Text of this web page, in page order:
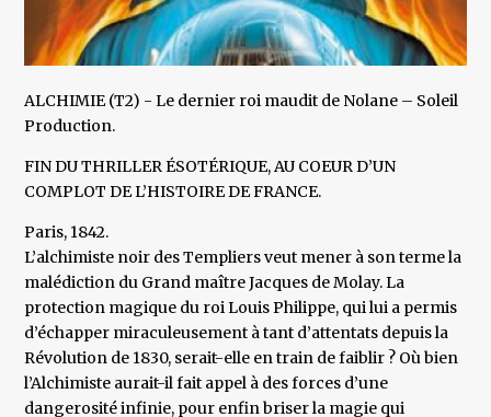
ALCHIMIE (T2) - Le dernier roi maudit de Nolane – Soleil
Production.
FIN DU THRILLER ÉSOTÉRIQUE, AU COEUR D’UN
COMPLOT DE L’HISTOIRE DE FRANCE.
Paris, 1842.
L’alchimiste noir des Templiers veut mener à son terme la
malédiction du Grand maître Jacques de Molay. La
protection magique du roi Louis Philippe, qui lui a permis
d’échapper miraculeusement à tant d’attentats depuis la
Révolution de 1830, serait-elle en train de faiblir ? Où bien
l’Alchimiste aurait-il fait appel à des forces d’une
dangerosité infinie, pour enfin briser la magie qui